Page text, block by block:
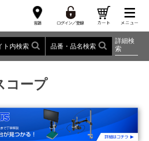
ト内検索 品番・品名検索
詳細検
索
コープ